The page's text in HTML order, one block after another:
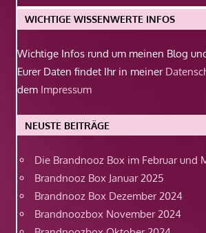
WICHTIGE WISSENWERTE INFOS
Wichtige Infos rund um meinen Blog
Eurer Daten findet Ihr in meiner
dem Impressum
NEUSTE BEITRÄGE
Die Brandnooz Box im Februar und
Brandnooz Box Januar 2025
Brandnooz Box Dezember 2024
Brandnoozbox November 2024